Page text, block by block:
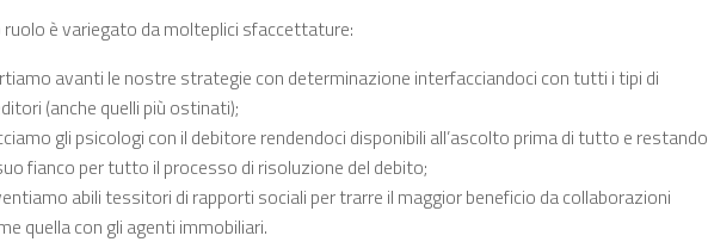
è variegato da molteplici sfaccettature:
avanti le nostre strategie con determinazione interfacciandoci con tutti i tipi di
(anche quelli più ostinati);
gli psicologi con il debitore rendendoci disponibili all’ascolto prima di tutto e restando
fianco per tutto il processo di risoluzione del debito;
abili tessitori di rapporti sociali per trarre il maggior beneficio da collaborazioni
quella con gli agenti immobiliari.